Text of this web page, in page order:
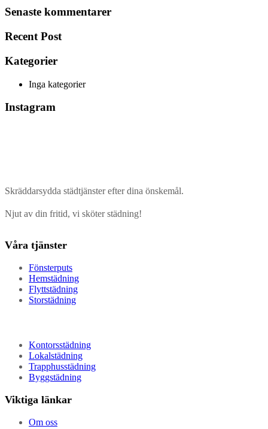
Senaste kommentarer
Recent Post
Kategorier
Inga kategorier
Instagram
Skräddarsydda städtjänster efter dina önskemål.
Njut av din fritid, vi sköter städning!
Våra tjänster
Fönsterputs
Hemstädning
Flyttstädning
Storstädning
Kontorsstädning
Lokalstädning
Trapphusstädning
Byggstädning
Viktiga länkar
Om oss